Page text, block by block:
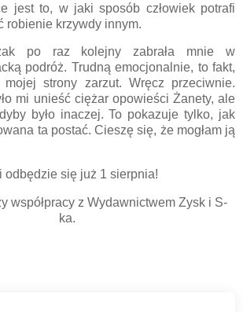
jest to, w jaki sposób człowiek potrafi
robienie krzywdy innym.
po raz kolejny zabrała mnie w
podróż. Trudną emocjonalnie, to fakt,
strony zarzut. Wręcz przeciwnie.
mi unieść ciężar opowieści Żanety, ale
było inaczej. To pokazuje tylko, jak
ta postać. Cieszę się, że mogłam ją
odbędzie się już 1 sierpnia!
współpracy z Wydawnictwem Zysk i S-
ka.